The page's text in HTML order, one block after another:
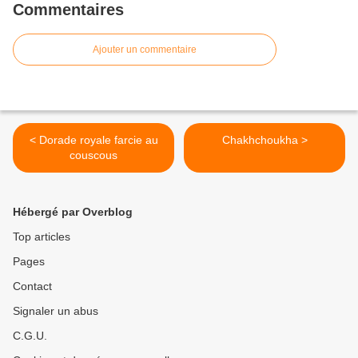
Commentaires
Ajouter un commentaire
< Dorade royale farcie au
couscous
Chakhchoukha >
Hébergé par Overblog
Top articles
Pages
Contact
Signaler un abus
C.G.U.